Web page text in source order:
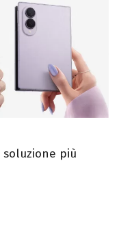
più